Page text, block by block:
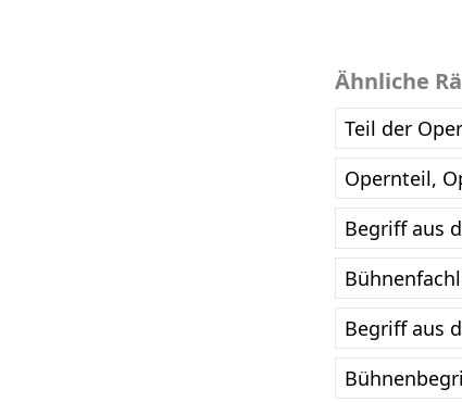
Ähnliche
Teil der
Opernteil,
Begriff aus
Begriff aus